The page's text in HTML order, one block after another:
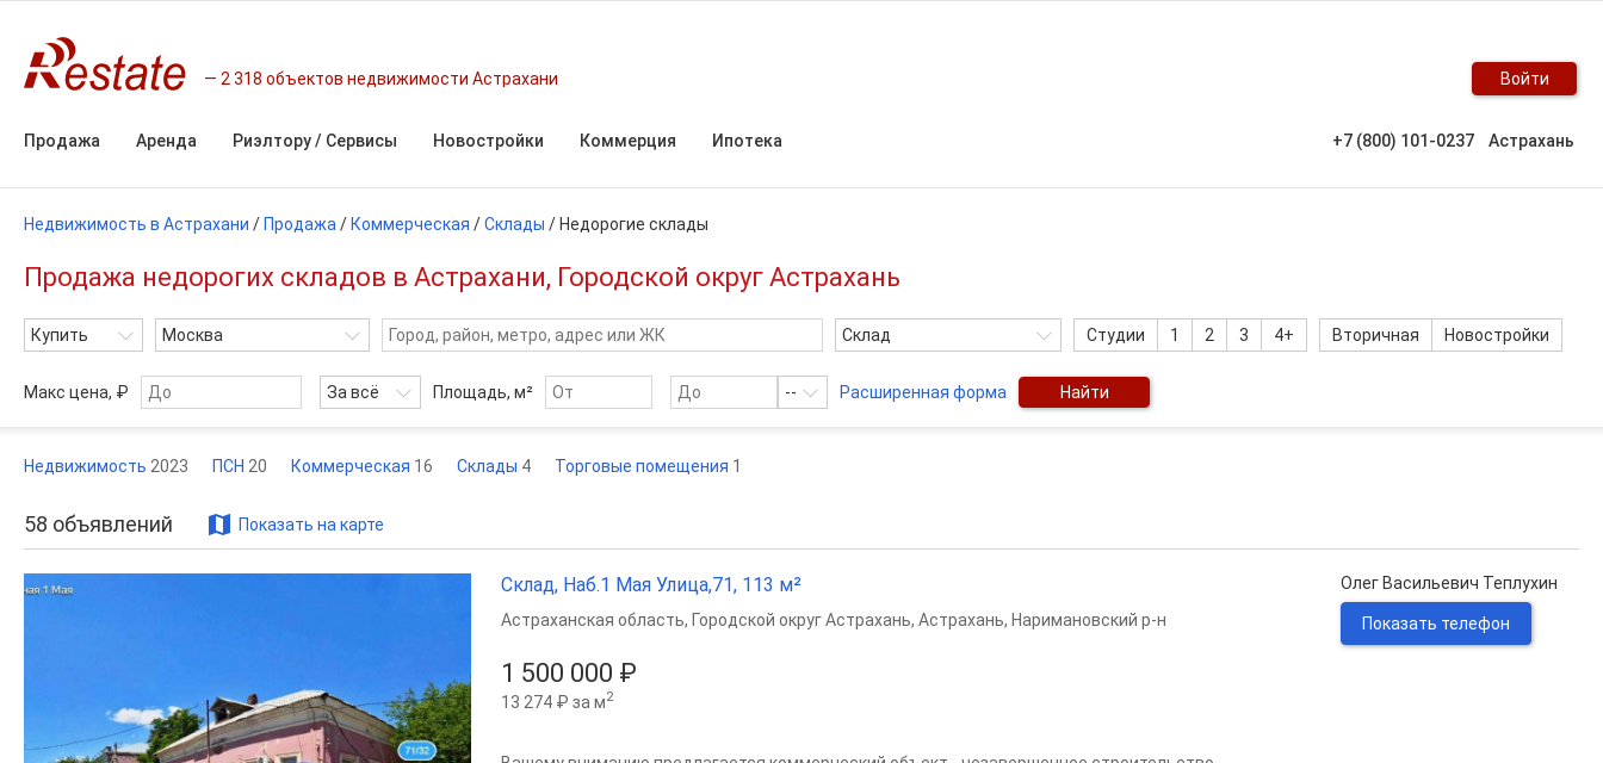
2 318 объектов недвижимости Астрахани Войти
Продажа Аренда Риэлтору / Сервисы Новостройки Коммерция Ипотека +7 (800) 101-0237 Астрахань
Недвижимость в Астрахани / Продажа / Коммерческая /Склады / Недорогие склады
Продажа недорогих складов в Астрахани, Городской округ Астрахань
Купить Москва Склад Студии 1 2 3 4+ Вторичная Новостройки
Макс цена, ₽ За всё Площадь, м² -- Расширенная форма Найти
Недвижимость 2023 ПСН 20 Коммерческая 16 Склады 4 Торговые помещения 1
58 объявлений Показать на карте
Склад, Наб.1 Мая Улица,71, 113 м²
1 500 000 ₽
13 274 ₽ за м2
Астраханская область, Городской округ Астрахань, Астрахань, Наримановский р-н
Олег Васильевич Теплухин
Показать телефон